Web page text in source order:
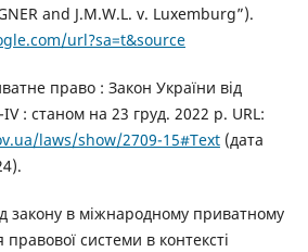
and J.M.W.L. v. Luxemburg”).
url?sa=t&source
право : Закон України від
: станом на 23 груд. 2022 р. URL:
laws/show/2709-15#Text(дата
закону в міжнародному приватному
системи в контексті